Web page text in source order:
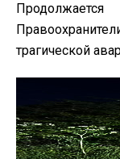
трагической